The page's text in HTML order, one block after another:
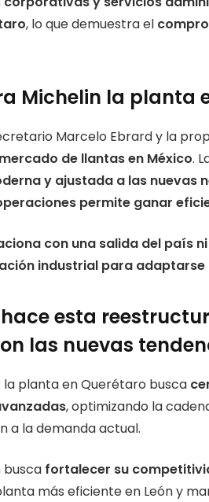
, lo que demuestra el
Michelin la planta
Marcelo Ebrard y la
de llantas en México.
y ajustada a las nuevas
permite ganar
con una salida del país
industrial para
esta
las nuevas
la planta en Querétaro busca
, optimizando la
a la demanda actual.
busca fortalecer su
más eficiente en León y